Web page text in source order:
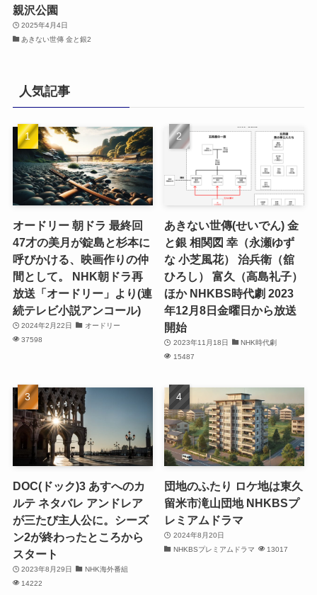
親沢公園
2025年4月4日
あきない世傳 金と銀2
人気記事
オードリー 朝ドラ 最終回
47才の美月が錠島と杉本に
呼びかける、映画作りの仲
間として。 NHK朝ドラ再
放送「オードリー」より(連
続テレビ小説アンコール)
2024年2月22日
オードリー
37598
あきない世傳(せいでん) 金
と銀 相関図 幸（永瀬ゆず
な 小芝風花） 治兵衛（舘
ひろし） 富久（高島礼子）
ほか NHKBS時代劇 2023
年12月8日金曜日から放送
開始
2023年11月18日
NHK時代劇
15487
DOC(ドック)3 あすへのカ
ルテ ネタバレ アンドレア
が三たび主人公に。シーズ
ン2が終わったところから
スタート
2023年8月29日
NHK海外番組
14222
団地のふたり ロケ地は東久
留米市滝山団地 NHKBSプ
レミアムドラマ
2024年8月20日
NHKBSプレミアムドラマ
13017